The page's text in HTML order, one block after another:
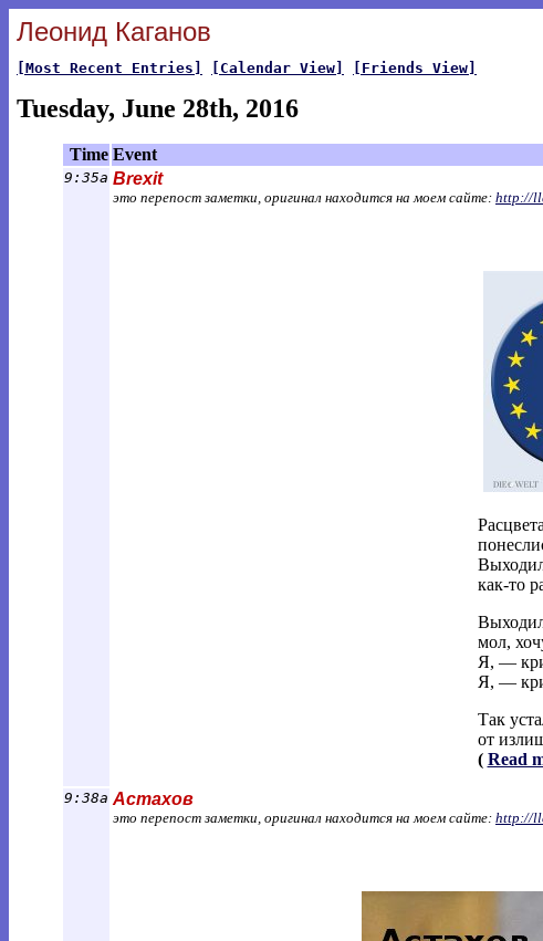
Леонид Каганов
[Most Recent Entries] [Calendar View] [Friends View]
Tuesday, June 28th, 2016
Time Event
9:35a Brexit
это перепост заметки, оригинал находится на моем сайте: http://
как-то
мол,
Я, —
Я, —
Так
от
( Read
9:38a Астахов
это перепост заметки, оригинал находится на моем сайте: http://